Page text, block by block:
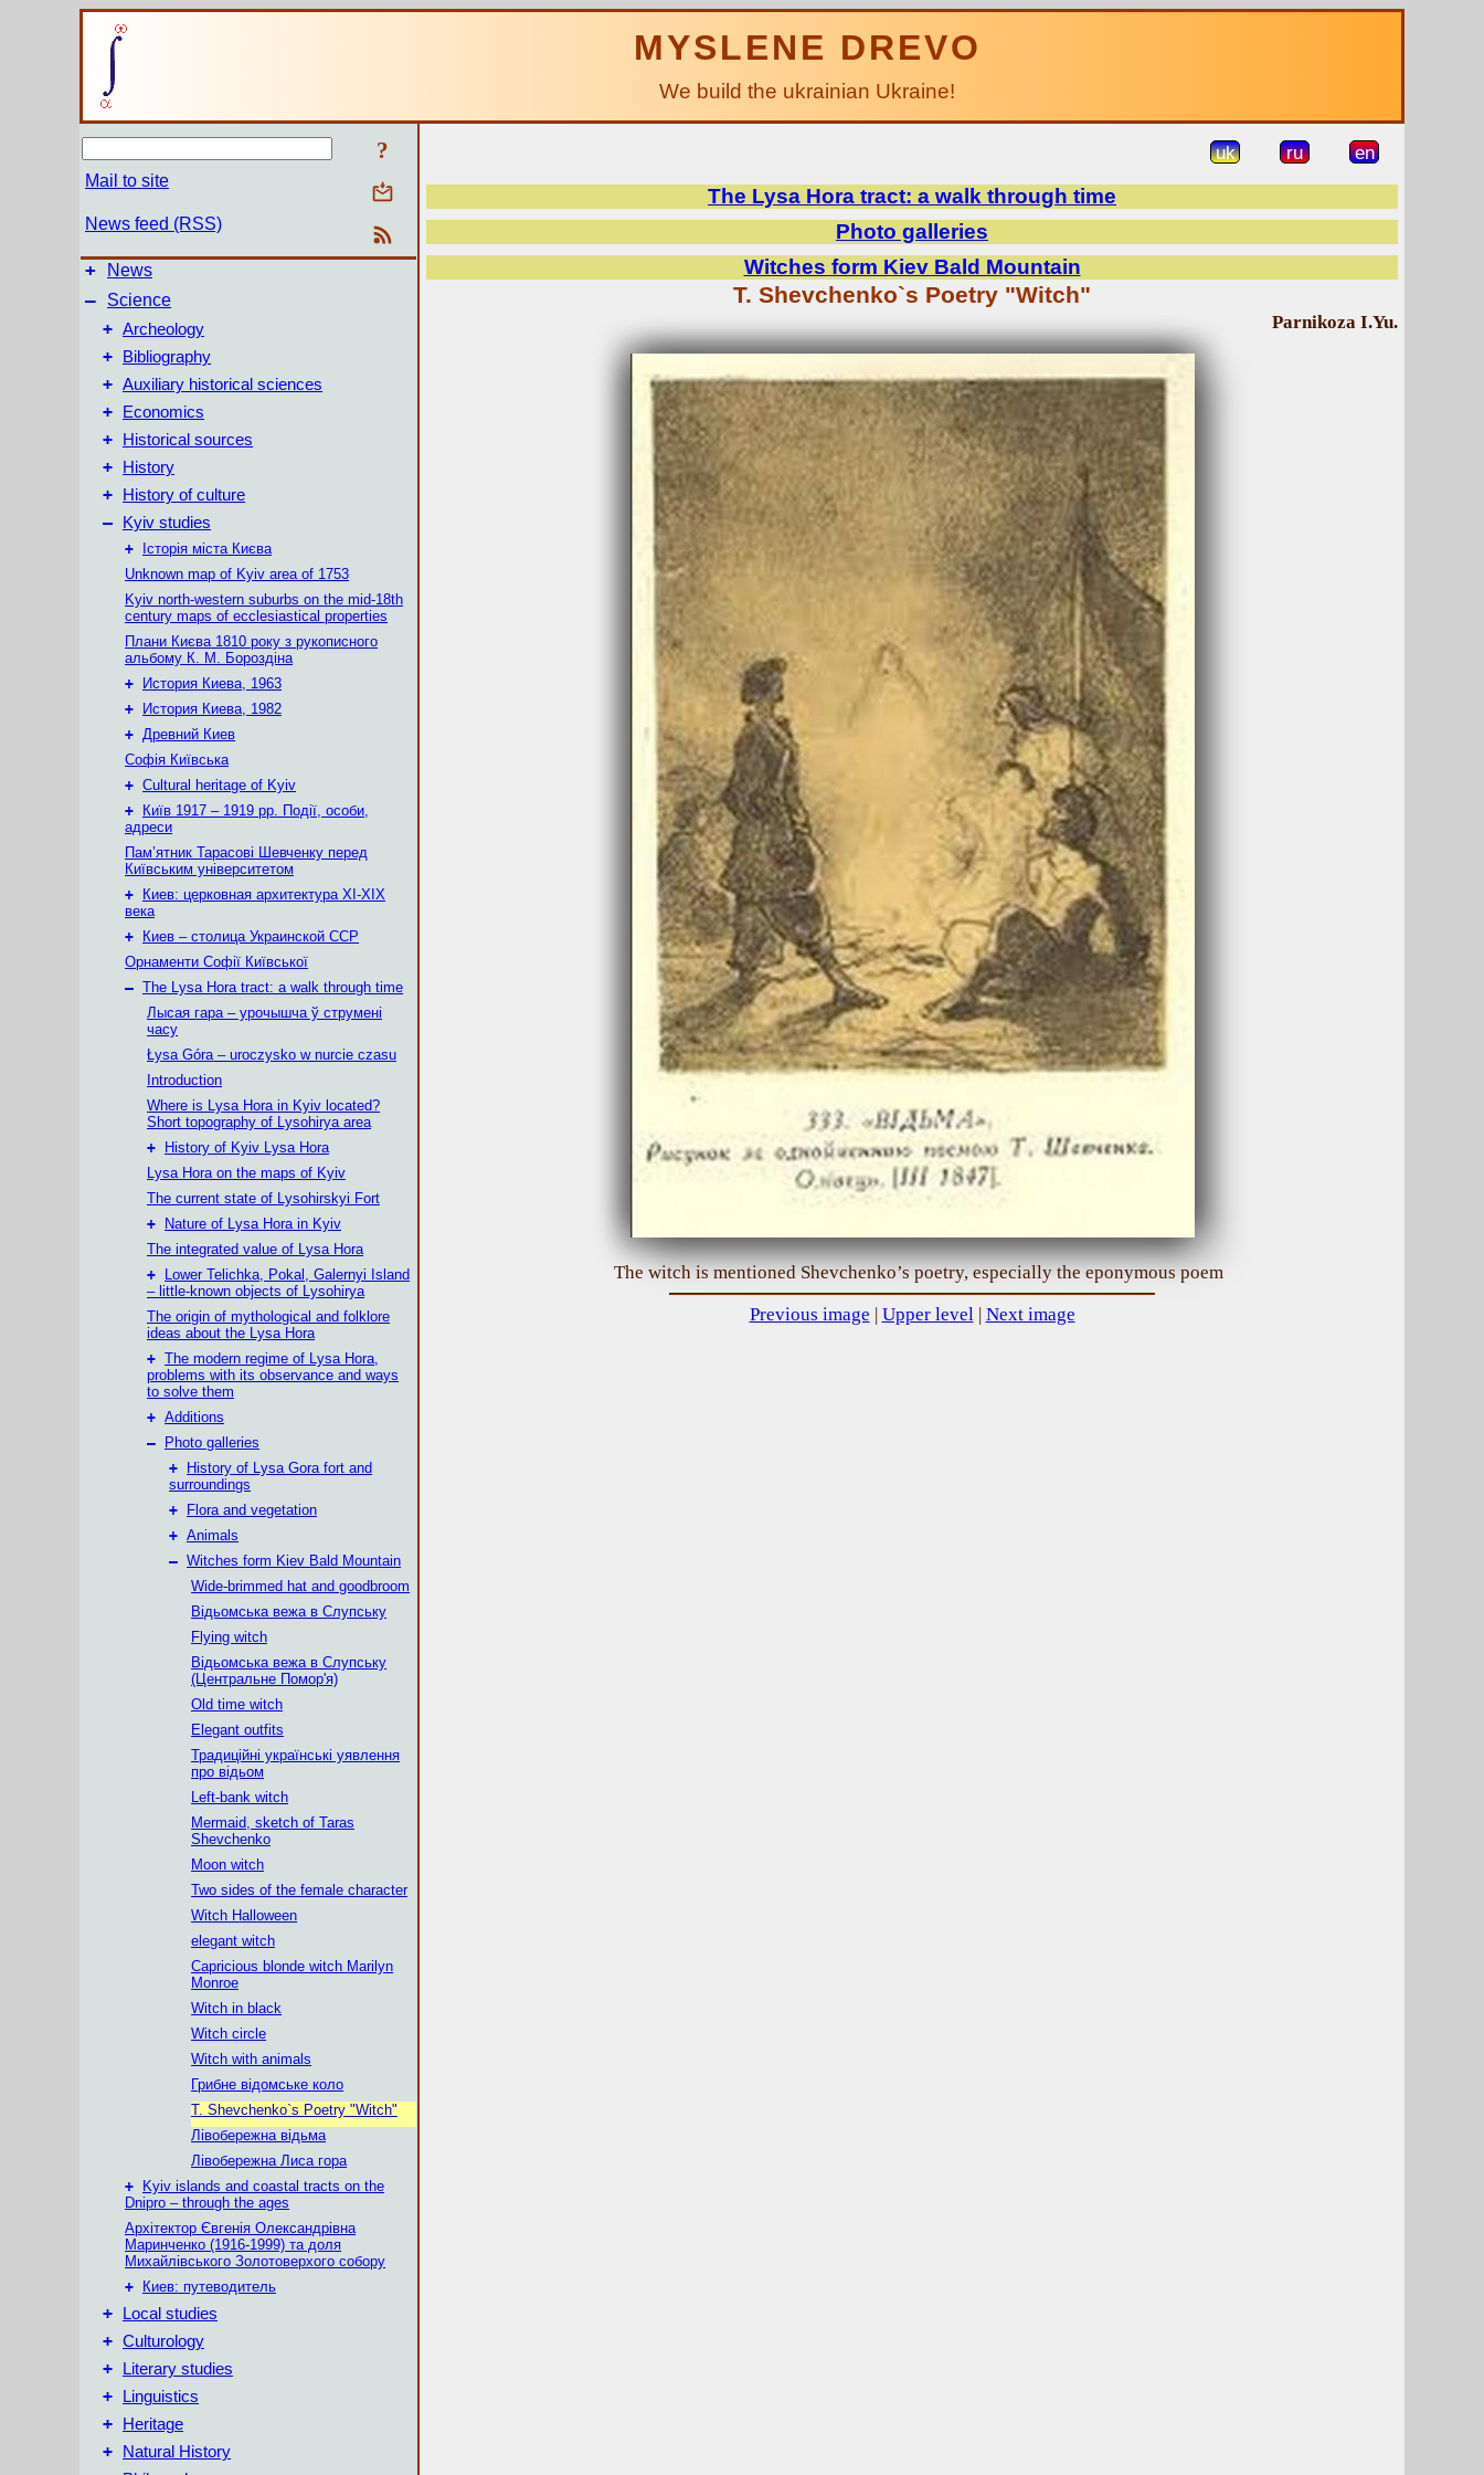
MYSLENE DREVO
We build the ukrainian Ukraine!
?
Mail to site
News feed (RSS)
+ News
–
Science
+ Archeology
+ Bibliography
+ Auxiliary historical sciences
+ Economics
+ Historical sources
+ History
+ History of culture
– Kyiv studies
+
Історія міста Києва
Unknown map of Kyiv area of 1753
Kyiv north-western suburbs on the mid-18th
century maps of ecclesiastical properties
Плани Києва 1810 року з рукописного
альбому К. М. Бороздіна
+
История Киева, 1963
+
История Киева, 1982
+ Древний Киев
Софія Київська
+ Cultural heritage of Kyiv
+
Київ 1917 – 1919 рр. Події, особи,
адреси
Пам’ятник Тарасові Шевченку перед
Київським університетом
+
Киев: церковная архитектура XI-XIX
века
+
Киев – столица Украинской ССР
Орнаменти Софії Київської
– The Lysa Hora tract: a walk through time
Лысая гара – урочышча ў струмені
часу
Łysa Góra – uroczysko w nurcie czasu
Introduction
Where is Lysa Hora in Kyiv located?
Short topography of Lysohirya area
+
History of Kyiv Lysa Hora
Lysa Hora on the maps of Kyiv
The current state of Lysohirskyi Fort
+
Nature of Lysa Hora in Kyiv
The integrated value of Lysa Hora
+
Lower Telichka, Pokal, Galernyi Island
– little-known objects of Lysohirya
The origin of mythological and folklore
ideas about the Lysa Hora
+ The modern regime of Lysa Hora,
problems with its observance and ways
to solve them
+ Additions
–
Photo galleries
+
History of Lysa Gora fort and
surroundings
+
Flora and vegetation
+ Animals
– Witches form Kiev Bald Mountain
Wide-brimmed hat and goodbroom
Відьомська вежа в Слупську
Flying witch
Відьомська вежа в Слупську
(Центральне Помор'я)
Old time witch
Elegant outfits
Традиційні українські уявлення
про відьом
Left-bank witch
Mermaid, sketch of Taras
Shevchenko
Moon witch
Two sides of the female character
Witch Halloween
elegant witch
Capricious blonde witch Marilyn
Monroe
Witch in black
Witch circle
Witch with animals
Грибне відомське коло
T. Shevchenko`s Poetry "Witch"
Лівобережна відьма
Лівобережна Лиса гора
+
Kyiv islands and coastal tracts on the
Dnipro – through the ages
Архітектор Євгенія Олександрівна
Маринченко (1916-1999) та доля
Михайлівського Золотоверхого собору
+
Киев: путеводитель
+ Local studies
+ Culturology
+ Literary studies
+ Linguistics
+ Heritage
+ Natural History
uk ru en
The Lysa Hora tract: a walk through time
Photo galleries
Witches form Kiev Bald Mountain
T. Shevchenko`s Poetry "Witch"
Parnikoza I.Yu.
The witch is mentioned Shevchenko’s poetry, especially the eponymous poem
Previous image | Upper level| Next image